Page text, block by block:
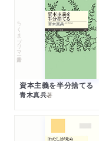
ちくまプリマー新書
資本主義を半分捨てる
青木真兵著